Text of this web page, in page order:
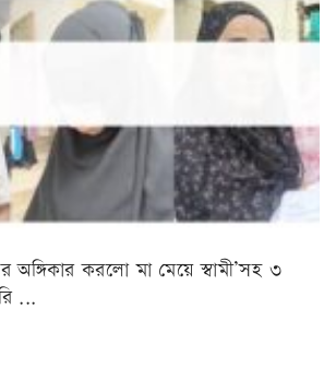
অঙ্গিকার করলো মা মেয়ে স্বামী’সহ ৩
...